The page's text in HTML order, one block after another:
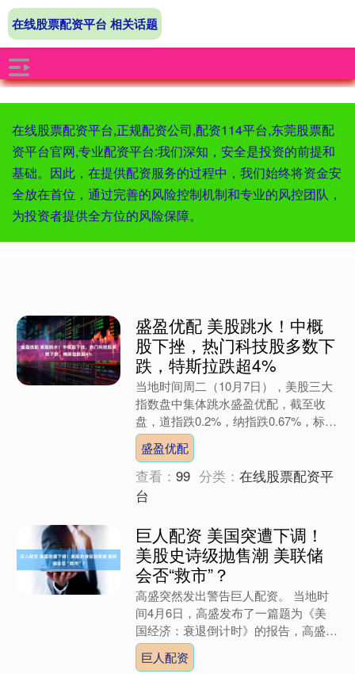
在线股票配资平台,正规配资公司,配资114平台,东莞股票配
资平台官网,专业配资平台:我们深知，安全是投资的前提和
基础。因此，在提供配资服务的过程中，我们始终将资金安
全放在首位，通过完善的风险控制机制和专业的风控团队，
为投资者提供全方位的风险保障。
在线股票配资平台 相关话题
盛盈优配 美股跳水！中概
股下挫，热门科技股多数下
跌，特斯拉跌超4%
当地时间周二（10月7日），美股三大
指数盘中集体跳水盛盈优配，截至收
盘，道指跌0.2%，纳指跌0.67%，标普
500指数跌0.38%。 热门科技股多数下
跌，特斯....
盛盈优配
查看：99 分类：在线股票配资平
台
巨人配资 美国突遭下调！
美股史诗级抛售潮 美联储
会否“救市”？
高盛突然发出警告巨人配资。 当地时
间4月6日，高盛发布了一篇题为《美
国经济：衰退倒计时》的报告，高盛宣
布将美国2025年四季度GDP增长预测
从之前的1.0%下调....
巨人配资